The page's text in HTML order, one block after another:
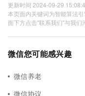
更新时间 2024-09-29
本页面内关键词为智能算法
面下方点击"联系我们"与我们
微信您可能感兴趣
微信养老
微信协议